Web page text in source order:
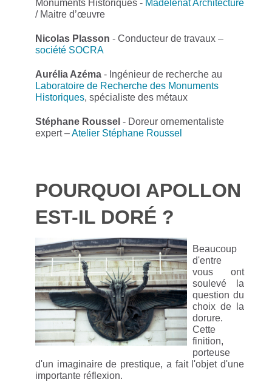
Monuments Historiques - Madelénat Architecture
/ Maitre d’œuvre
Nicolas Plasson - Conducteur de travaux –
société SOCRA
Aurélia Azéma - Ingénieur de recherche au
Laboratoire de Recherche des Monuments
Historiques, spécialiste des métaux
Stéphane Roussel - Doreur ornementaliste
expert –Atelier Stéphane Roussel
POURQUOI APOLLON
EST-IL DORÉ ?
Beaucoup
d'entre
vous ont
soulevé la
question du
choix de la
dorure.
Cette
finition,
porteuse
d'un imaginaire de prestique, a fait l'objet d'une
importante réflexion.